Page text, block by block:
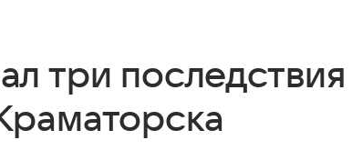
три последствия